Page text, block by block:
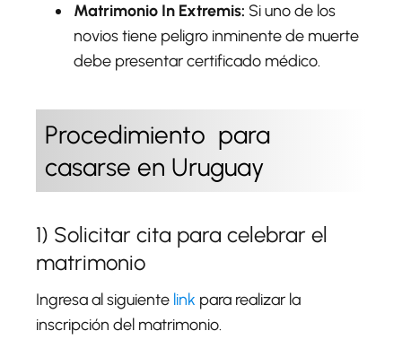
Matrimonio In Extremis: Si uno de los
novios tiene peligro inminente de muerte
debe presentar certificado médico.
Procedimiento para
casarse en Uruguay
1) Solicitar cita para celebrar el
matrimonio
Ingresa al siguiente link para realizar la
inscripción del matrimonio.